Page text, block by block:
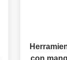
con